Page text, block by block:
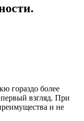
гораздо более
взгляд. При
и не